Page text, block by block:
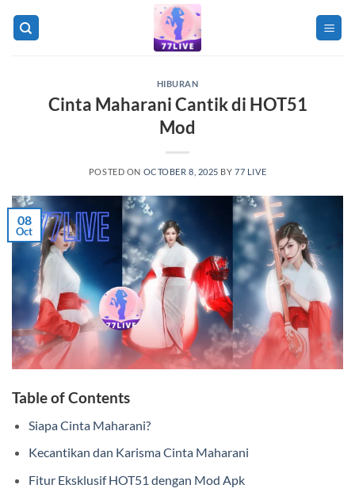
HIBURAN
Cinta Maharani Cantik di HOT51
Mod
POSTED ON OCTOBER 8, 2025 BY77 LIVE
08
Oct
Table of Contents
Siapa Cinta Maharani?
Kecantikan dan Karisma Cinta Maharani
Fitur Eksklusif HOT51 dengan Mod Apk